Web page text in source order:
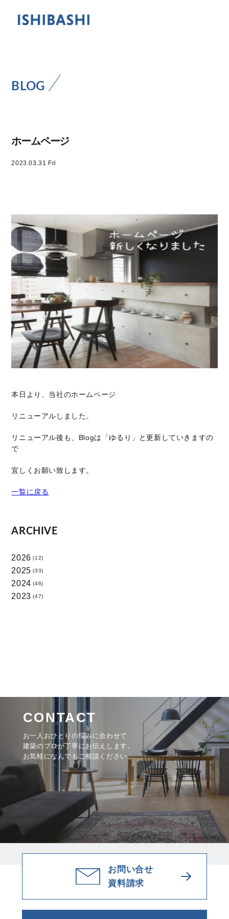
BLOG
ホームページ
2023.03.31 Fri
本日より、当社のホームページ
リニューアルしました。
リニューアル後も、Blogは「ゆるり」と更新していきますの
で
宜しくお願い致します。
一覧に戻る
ARCHIVE
2026 (12)
2025 (33)
2024 (46)
2023 (47)
CONTACT
お一人おひとりの悩みに合わせて
建築のプロが丁寧にお伝えします。
お気軽になんでもご相談ください。
お問い合せ
資料請求